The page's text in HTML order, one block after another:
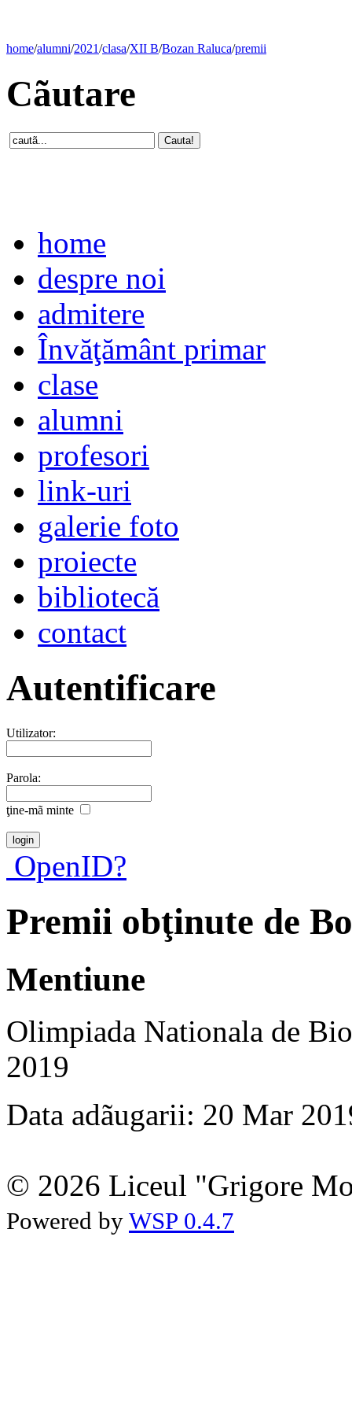
home/alumni/2021/clasa/XII B/Bozan Raluca/premii
Cãutare
home
despre noi
admitere
Învăţământ primar
clase
alumni
profesori
link-uri
galerie foto
proiecte
bibliotecă
contact
Autentificare
Utilizator:
Parola:
ţine-mã minte
OpenID?
Premii obţinute de
Mentiune
Olimpiada Nationala de
2019
Data adãugarii: 20 Mar
© 2026 Liceul "Grigore
Powered by WSP 0.4.7